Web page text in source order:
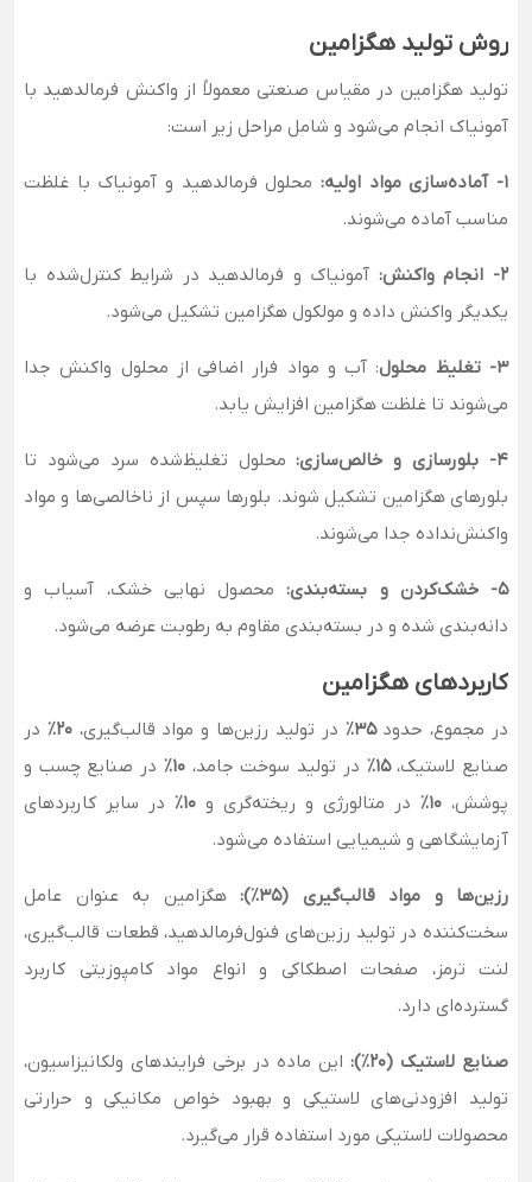
روش تولید هگزامین
تولید هگزامین در مقیاس صنعتی معمولاً از واکنش فرمالدهید با
آمونیاک انجام می‌شود و شامل مراحل زیر است:
1- آماده‌سازی مواد اولیه:
محلول فرمالدهید و آمونیاک با غلظت
مناسب آماده می‌شوند.
2- انجام واکنش:
آمونیاک و فرمالدهید در شرایط کنترل‌شده با
یکدیگر واکنش داده و مولکول هگزامین تشکیل می‌شود.
3- تغلیظ محلول
: آب و مواد فرار اضافی از محلول واکنش جدا
می‌شوند تا غلظت هگزامین افزایش یابد.
4- بلورسازی و خالص‌سازی:
محلول تغلیظ‌شده سرد می‌شود تا
بلورهای هگزامین تشکیل شوند. بلورها سپس از ناخالصی‌ها و مواد
واکنش‌نداده جدا می‌شوند.
5- خشک‌کردن و بسته‌بندی:
محصول نهایی خشک، آسیاب و
دانه‌بندی شده و در بسته‌بندی مقاوم به رطوبت عرضه می‌شود.
کاربردهای هگزامین
در مجموع، حدود۳۵٪ در تولید رزین‌ها و مواد قالب‌گیری،۲۰٪
در
صنایع لاستیک،۱۵٪ در تولید سوخت جامد،۱۰٪
در صنایع چسب و
پوشش،
در متالورژی و ریخته‌گری و ۱۰٪
در سایر کاربردهای
آزمایشگاهی و شیمیایی استفاده می‌شود.
رزین‌ها و مواد قالب‌گیری (۳۵٪):
هگزامین به عنوان عامل
سخت‌کننده در تولید رزین‌های فنول‌فرمالدهید، قطعات قالب‌گیری،
لنت ترمز، صفحات اصطکاکی و انواع مواد کامپوزیتی کاربرد
گسترده‌ای دارد.
صنایع لاستیک (۲۰٪):
این ماده در برخی فرایندهای ولکانیزاسیون،
تولید افزودنی‌های لاستیکی و بهبود خواص مکانیکی و حرارتی
محصولات لاستیکی مورد استفاده قرار می‌گیرد.